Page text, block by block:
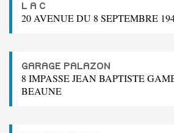
L A C
20 AVENUE DU 8 SEPTEMBRE
GARAGE PALAZON
8 IMPASSE JEAN BAPTISTE
BEAUNE